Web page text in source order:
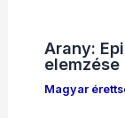
Arany:
elemzése
Magyar